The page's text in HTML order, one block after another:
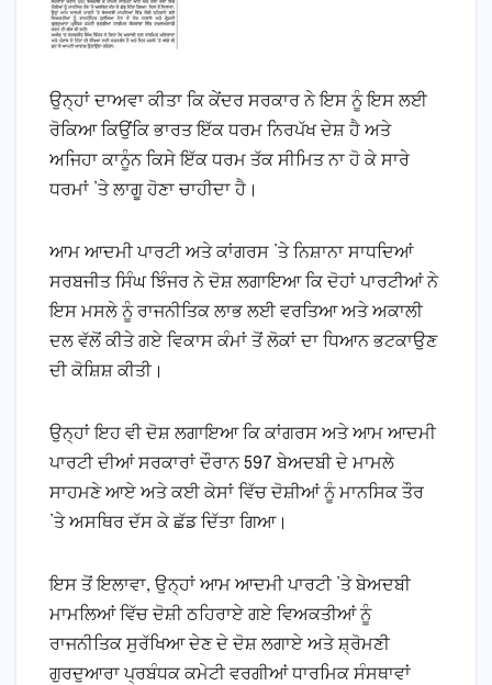
ਉਨ੍ਹਾਂ ਦਾਅਵਾ ਕੀਤਾ ਕਿ ਕੇਂਦਰ ਸਰਕਾਰ ਨੇ ਇਸ ਨੂੰ ਇਸ ਲਈ
ਰੋਕਿਆ ਕਿਉਂਕਿ ਭਾਰਤ ਇੱਕ ਧਰਮ ਨਿਰਪੱਖ ਦੇਸ਼ ਹੈ ਅਤੇ
ਅਜਿਹਾ ਕਾਨੂੰਨ ਕਿਸੇ ਇੱਕ ਧਰਮ ਤੱਕ ਸੀਮਿਤ ਨਾ ਹੋ ਕੇ ਸਾਰੇ
ਧਰਮਾਂ ’ਤੇ ਲਾਗੂ ਹੋਣਾ ਚਾਹੀਦਾ ਹੈ।
ਆਮ ਆਦਮੀ ਪਾਰਟੀ ਅਤੇ ਕਾਂਗਰਸ ’ਤੇ ਨਿਸ਼ਾਨਾ ਸਾਧਦਿਆਂ
ਸਰਬਜੀਤ ਸਿੰਘ ਝਿੰਜਰ ਨੇ ਦੋਸ਼ ਲਗਾਇਆ ਕਿ ਦੋਹਾਂ ਪਾਰਟੀਆਂ ਨੇ
ਇਸ ਮਸਲੇ ਨੂੰ ਰਾਜਨੀਤਿਕ ਲਾਭ ਲਈ ਵਰਤਿਆ ਅਤੇ ਅਕਾਲੀ
ਦਲ ਵੱਲੋਂ ਕੀਤੇ ਗਏ ਵਿਕਾਸ ਕੰਮਾਂ ਤੋਂ ਲੋਕਾਂ ਦਾ ਧਿਆਨ ਭਟਕਾਉਣ
ਦੀ ਕੋਸ਼ਿਸ਼ ਕੀਤੀ।
ਉਨ੍ਹਾਂ ਇਹ ਵੀ ਦੋਸ਼ ਲਗਾਇਆ ਕਿ ਕਾਂਗਰਸ ਅਤੇ ਆਮ ਆਦਮੀ
ਪਾਰਟੀ ਦੀਆਂ ਸਰਕਾਰਾਂ ਦੌਰਾਨ 597 ਬੇਅਦਬੀ ਦੇ ਮਾਮਲੇ
ਸਾਹਮਣੇ ਆਏ ਅਤੇ ਕਈ ਕੇਸਾਂ ਵਿੱਚ ਦੋਸ਼ੀਆਂ ਨੂੰ ਮਾਨਸਿਕ ਤੌਰ
’ਤੇ ਅਸਥਿਰ ਦੱਸ ਕੇ ਛੱਡ ਦਿੱਤਾ ਗਿਆ।
ਇਸ ਤੋਂ ਇਲਾਵਾ, ਉਨ੍ਹਾਂ ਆਮ ਆਦਮੀ ਪਾਰਟੀ ’ਤੇ ਬੇਅਦਬੀ
ਮਾਮਲਿਆਂ ਵਿੱਚ ਦੋਸ਼ੀ ਠਹਿਰਾਏ ਗਏ ਵਿਅਕਤੀਆਂ ਨੂੰ
ਰਾਜਨੀਤਿਕ ਸੁਰੱਖਿਆ ਦੇਣ ਦੇ ਦੋਸ਼ ਲਗਾਏ ਅਤੇ ਸ਼੍ਰੋਮਣੀ
ਗੁਰਦੁਆਰਾ ਪ੍ਰਬੰਧਕ ਕਮੇਟੀ ਵਰਗੀਆਂ ਧਾਰਮਿਕ ਸੰਸਥਾਵਾਂ